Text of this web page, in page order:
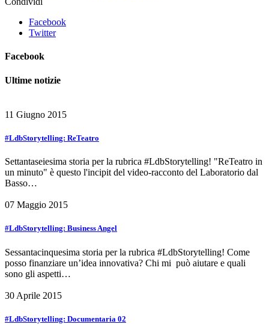
Facebook
Twitter
Facebook
Ultime notizie
11 Giugno 2015
#LdbStorytelling: ReTeatro
Settantaseiesima storia per la rubrica #LdbStorytelling! "ReTeatro in
un minuto" è questo l'incipit del video-racconto del Laboratorio dal
Basso…
07 Maggio 2015
#LdbStorytelling: Business Angel
Sessantacinquesima storia per la rubrica #LdbStorytelling! Come
posso finanziare un’idea innovativa? Chi mi può aiutare e quali
sono gli aspetti…
30 Aprile 2015
#LdbStorytelling: Documentaria 02